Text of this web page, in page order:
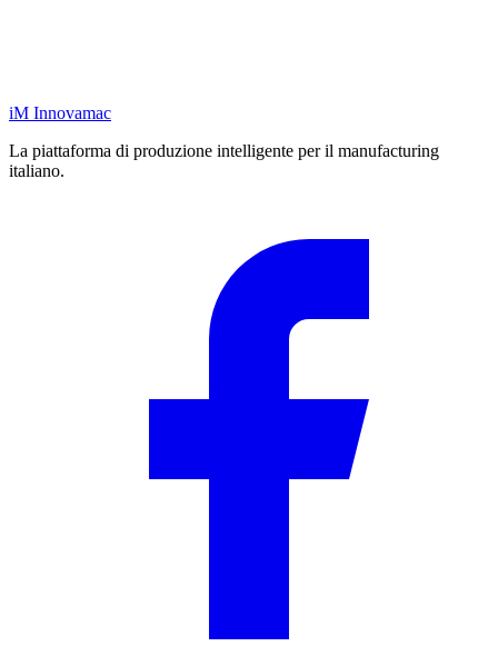
iM Innovamac
La piattaforma di produzione intelligente per il manufacturing
italiano.